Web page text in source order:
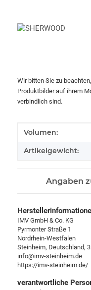
Wir bitten Sie zu
Produktbilder auf ihrem
verbindlich sind.
Produkteigenschaft
Wert
Volumen:
Artikelgewicht:
Angaben
IMV GmbH & Co. KG
Pyrmonter Straße 1
Nordrhein-Westfalen
Steinheim, Deutschland,
info@imv-steinheim.de
https://imv-steinheim.de/
verantwortliche